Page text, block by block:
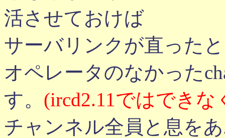
活させておけば
サーバリンクが直った
オペレータのなかった
す。 (ircd2.11ではでき
チャンネル全員と息を